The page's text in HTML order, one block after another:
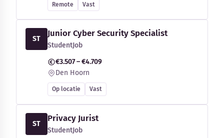
Remote Vast
ST
Junior Cyber Security Specialist
StudentJob
€3.507 – €4.709
Den Hoorn
Op locatie Vast
ST
Privacy Jurist
StudentJob